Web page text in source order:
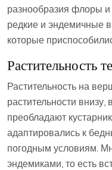
разнообразия флоры
редкие и эндемичные
которые
Растительность
Растительность на
растительности внизу,
преобладают
адаптировались к
погодным условиям.
эндемиками, то есть